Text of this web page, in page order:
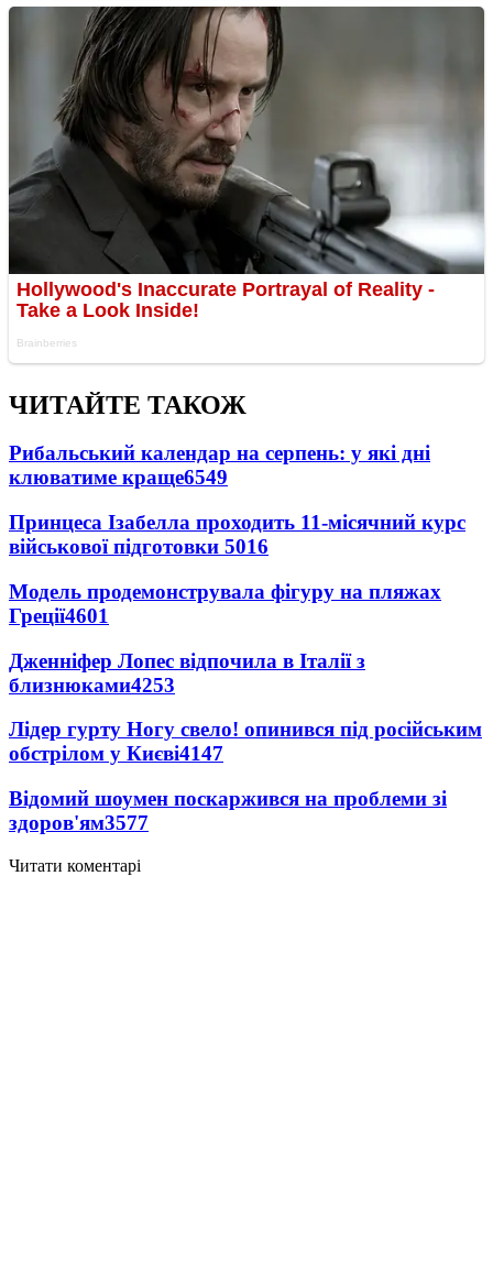
ЧИТАЙТЕ ТАКОЖ
Рибальський календар на серпень: у які дні
клюватиме краще6549
Принцеса Ізабелла проходить 11-місячний курс
військової підготовки 5016
Модель продемонструвала фігуру на пляжах
Греції4601
Дженніфер Лопес відпочила в Італії з
близнюками4253
Лідер гурту Ногу свело! опинився під російським
обстрілом у Києві4147
Відомий шоумен поскаржився на проблеми зі
здоров'ям3577
Читати коментарі